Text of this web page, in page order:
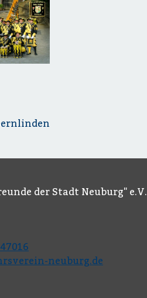
der Stadt Neuburg" e.V.
neuburg.de